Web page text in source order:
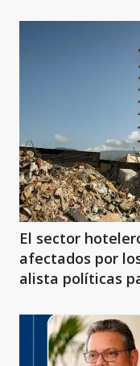
El sector
afectados por
alista políticas